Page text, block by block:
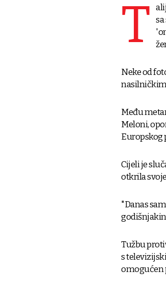
T
Neke od
Među
Meloni,
Europskog
Cijeli je
otkrila
"Danas
Tužbu
s
omogućen